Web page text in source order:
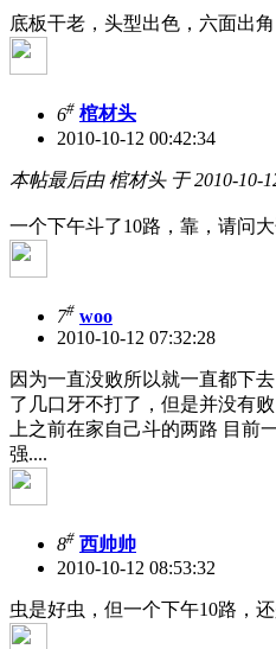
底板干老，头型出色，六面出
6# 棺材头
2010-10-12 00:42:34
本帖最后由 棺材头 于 2010-10-
一个下午斗了10路，靠，请问
7# woo
2010-10-12 07:32:28
因为一直没败所以就一直都下
了几口牙不打了，但是并没有
上之前在家自己斗的两路 目前
强....
8# 西帅帅
2010-10-12 08:53:32
虫是好虫，但一个下午10路，